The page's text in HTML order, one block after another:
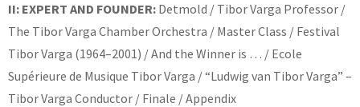
II: EXPERT AND FOUNDER: Detmold / Tibor Varga Professor /
The Tibor Varga Chamber Orchestra / Master Class / Festival
Tibor Varga (1964–2001) / And the Winner is … / Ecole
Supérieure de Musique Tibor Varga / “Ludwig van Tibor Varga” –
Tibor Varga Conductor / Finale / Appendix